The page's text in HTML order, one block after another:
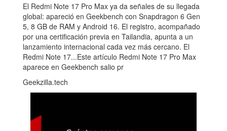
El Redmi Note 17 Pro Max ya da señales de su llegada
global: apareció en Geekbench con Snapdragon 6 Gen
5, 8 GB de RAM y Android 16. El registro, acompañado
por una certificación previa en Tailandia, apunta a un
lanzamiento internacional cada vez más cercano. El
Redmi Note 17...Este artículo Redmi Note 17 Pro Max
aparece en Geekbench salio pr
Geekzilla.tech